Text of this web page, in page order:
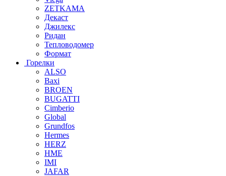
ZETKAMA
Декаст
Джилекс
Ридан
Тепловодомер
Формат
Горелки
ALSO
Baxi
BROEN
BUGATTI
Cimberio
Global
Grundfos
Hermes
HERZ
HME
IMI
JAFAR